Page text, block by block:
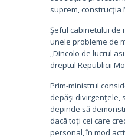
suprem, construcţia
Şeful cabinetului de
unele probleme de
„Dincolo de lucrul
dreptul Republicii
Prim-ministrul
depăşi divirgenţele,
depinde să
dacă toţi cei care
personal, în mod